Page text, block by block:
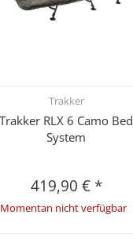
Schnellkauf
Trakker
Trakker RLX 6 Camo Bed
System
419,90 € *
Momentan nicht verfügbar